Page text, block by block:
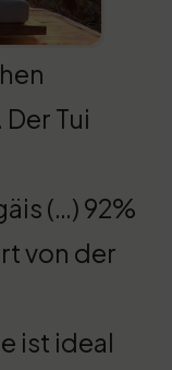
Tui
(…) 92%
von der
ist ideal